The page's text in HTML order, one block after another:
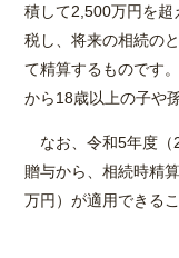
積して2,500万円を超
税し、将来の相続の
て精算するものです
から18歳以上の子や
なお、令和5年度（
贈与から、相続時精
万円）が適用できる